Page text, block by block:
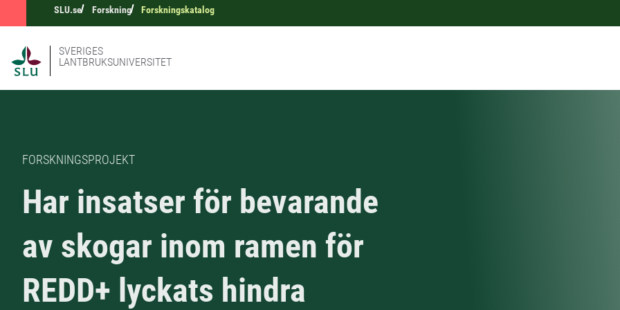
SLU.se Forskning Forskningskatalog
SVERIGES
LANTBRUKSUNIVERSITET
FORSKNINGSPROJEKT
Har insatser för bevarande
av skogar inom ramen för
REDD+ lyckats hindra